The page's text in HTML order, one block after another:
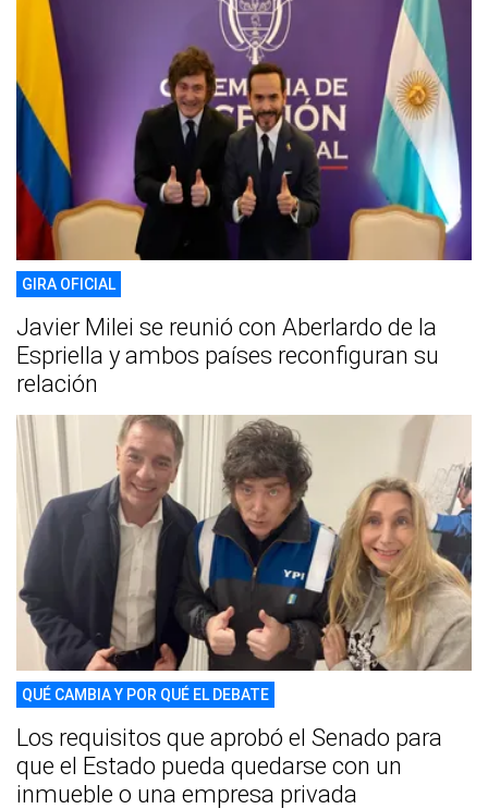
GIRA OFICIAL
Javier Milei se reunió con Aberlardo de la
Espriella y ambos países reconfiguran su
relación
QUÉ CAMBIA Y POR QUÉ EL DEBATE
Los requisitos que aprobó el Senado para
que el Estado pueda quedarse con un
inmueble o una empresa privada